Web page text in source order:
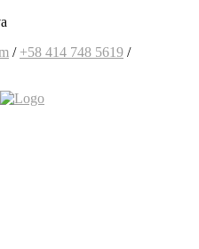
/ +58 414 748 5619 /